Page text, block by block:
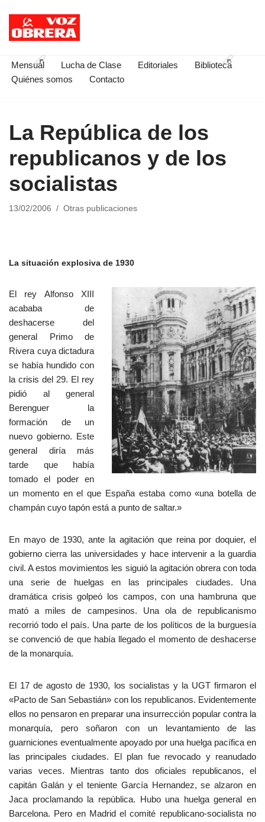
Saltar
contenido
Mensual Lucha de Clase Editoriales
Biblioteca
Quiénes somos
Contacto
La República de los
republicanos y de los
socialistas
13/02/2006 Otras publicaciones
La situación explosiva de 1930
El rey Alfonso XIII
acababa de
deshacerse del
general Primo de
Rivera cuya dictadura
se había hundido con
la crisis del 29. El rey
pidió al general
Berenguer la
formación de un
nuevo gobierno. Este
general diría más
tarde que había
tomado el poder en
un momento en el que España estaba como «una botella de
champán cuyo tapón está a punto de saltar.»
En mayo de 1930, ante la agitación que reina por doquier, el
gobierno cierra las universidades y hace intervenir a la guardia
civil. A estos movimientos les siguió la agitación obrera con toda
una serie de huelgas en las principales ciudades. Una
dramática crisis golpeó los campos, con una hambruna que
mató a miles de campesinos. Una ola de republicanismo
recorrió todo el país. Una parte de los políticos de la burguesía
se convenció de que había llegado el momento de deshacerse
de la monarquía.
El 17 de agosto de 1930, los socialistas y la UGT firmaron el
«Pacto de San Sebastián» con los republicanos. Evidentemente
ellos no pensaron en preparar una insurrección popular contra la
monarquía, pero soñaron con un levantamiento de las
guarniciones eventualmente apoyado por una huelga pacífica en
las principales ciudades. El plan fue revocado y reanudado
varias veces. Mientras tanto dos oficiales republicanos, el
capitán Galán y el teniente García Hernandez, se alzaron en
Jaca proclamando la república. Hubo una huelga general en
Barcelona. Pero en Madrid el comité republicano-socialista no